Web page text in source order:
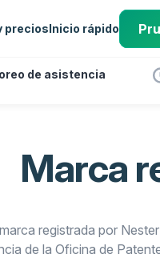
preciosInicio rápido
de asistencia
Marca
registrada por
de la Oficina de